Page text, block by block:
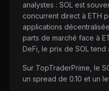
analystes : SOL est
concurrent direct à ETH
applications
parts de marché face à
DeFi, le prix de SOL tend
Sur TopTraderPrime, le
un spread de 0.10 et un